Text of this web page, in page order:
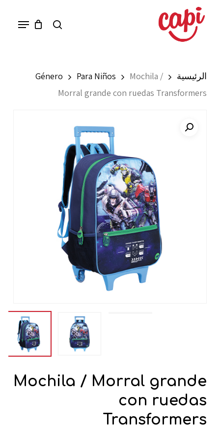
Menu
الرئيسية Género Para Niños
Mochila /
Morral grande con ruedas Transformers
Mochila / Morral grande
con ruedas
Transformers